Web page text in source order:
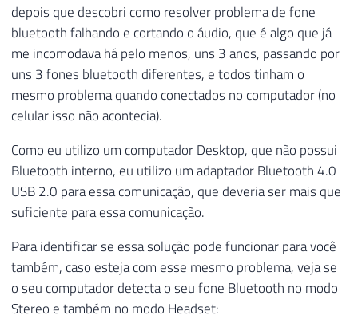
depois que descobri como resolver problema de fone
bluetooth falhando e cortando o áudio, que é algo que já
me incomodava há pelo menos, uns 3 anos, passando por
uns 3 fones bluetooth diferentes, e todos tinham o
mesmo problema quando conectados no computador (no
celular isso não acontecia).
Como eu utilizo um computador Desktop, que não possui
Bluetooth interno, eu utilizo um adaptador Bluetooth 4.0
USB 2.0 para essa comunicação, que deveria ser mais que
suficiente para essa comunicação.
Para identificar se essa solução pode funcionar para você
também, caso esteja com esse mesmo problema, veja se
o seu computador detecta o seu fone Bluetooth no modo
Stereo e também no modo Headset: